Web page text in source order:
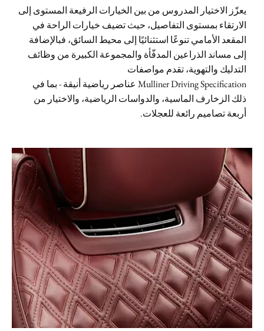
يعزّز الاختيار المدروس من بين الخيارات الرفيعة المستوى إلى
الارتقاء بمستوى التفاصيل، حيث تضيف خيارات الراحة في
المقعد الأمامي تنوعًا استثنائيًا إلى محيط السائق، فبالإضافة
إلى مساند الذراعين المدفّأة والمجموعة الكبيرة من وظائف
التدليك والتهوية، تقدم مواصفات
Mulliner Driving Specification عناصر رياضية أنيقة - بما في
ذلك الزخارف الماسية، والدواسات الرياضية، والاختيار من
أربعة تصاميم رائعة للعجلات.